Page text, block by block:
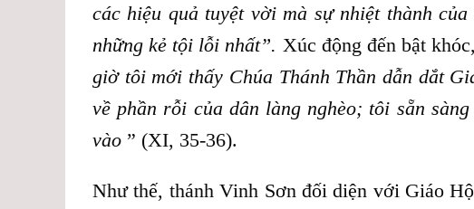
các hiệu quả tuyệt vời mà sự nhiệt thành
những kẻ tội lỗi nhất”. Xúc động đến bật
giờ tôi mới thấy Chúa Thánh Thần dẫn dắt
về phần rỗi của dân làng nghèo; tôi sẵn
vào ” (XI, 35-36).
Như thế, thánh Vinh Sơn đối diện với Giáo